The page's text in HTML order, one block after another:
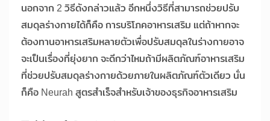
นอกจาก 2 วิธีดังกล่าวแล้ว อีกหนึ่งวิธีที่สามารถช่วยปรับ
สมดุลร่างกายได้ก็คือ การบริโภคอาหารเสริม แต่ถ้าหากจะ
ต้องทานอาหารเสริมหลายตัวเพื่อปรับสมดุลในร่างกายอาจ
จะเป็นเรื่องที่ยุ่งยาก จะดีกว่าไหมถ้ามีผลิตภัณฑ์อาหารเสริม
ที่ช่วยปรับสมดุลร่างกายด้วยภายในผลิตภัณฑ์ตัวเดียว นั่น
ก็คือ Neurah สูตรสำเร็จสำหรับเจ้าของธุรกิจอาหารเสริม